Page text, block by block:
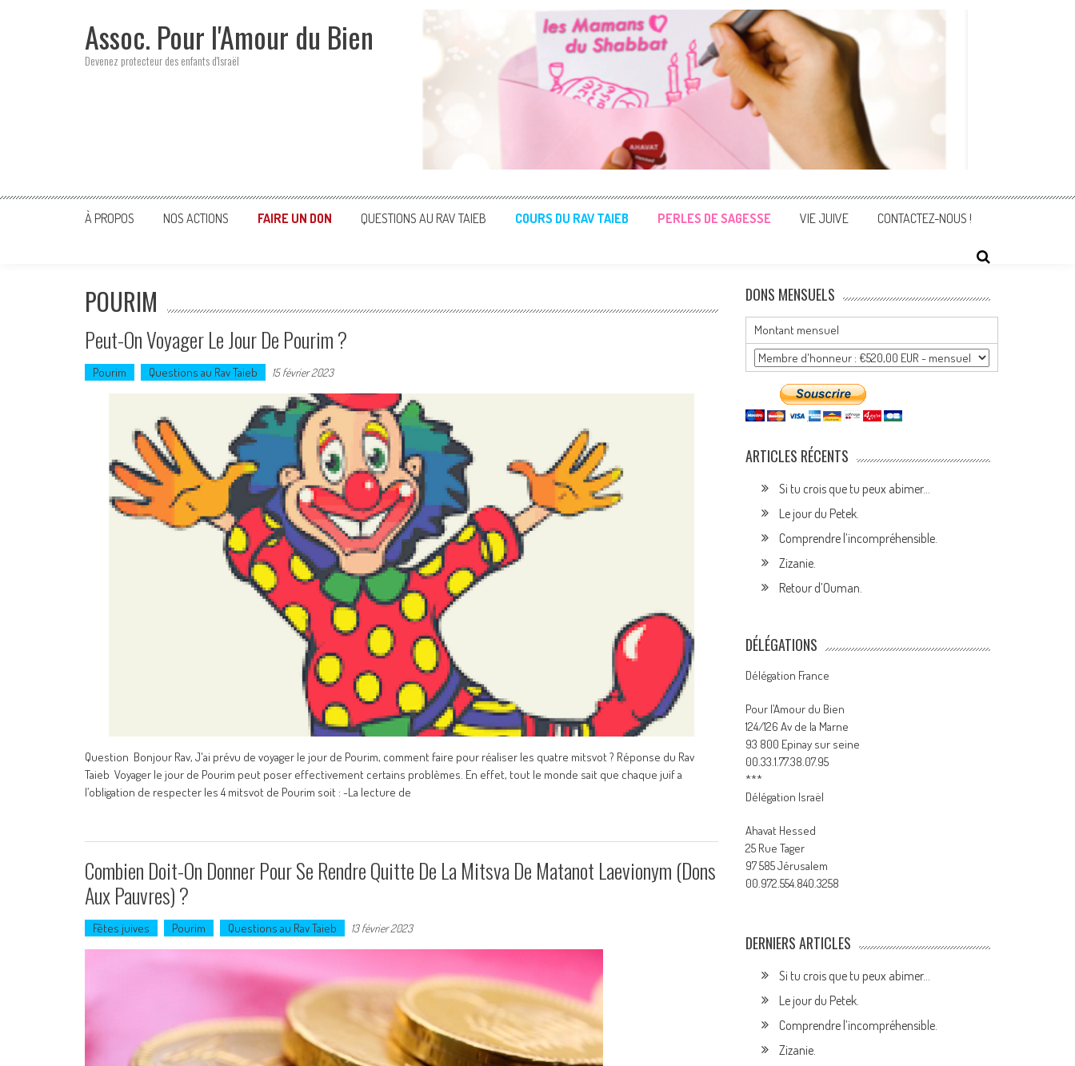
Assoc. Pour l'Amour du Bien
Devenez protecteur des enfants d'Israël
À PROPOS NOS ACTIONS FAIRE UN DON QUESTIONS AU RAV TAIEB COURS DU RAV TAIEB PERLES DE SAGESSE VIE JUIVE CONTACTEZ-NOUS !
POURIM
Peut-On Voyager Le Jour De Pourim ?
Pourim Questions au Rav Taieb 15 février 2023
Question Bonjour Rav, J'ai prévu de voyager le jour de Pourim, comment faire pour réaliser les quatre mitsvot ? Réponse du Rav
Taieb Voyager le jour de Pourim peut poser effectivement certains problèmes. En effet, tout le monde sait que chaque juif a
l’obligation de respecter les 4 mitsvot de Pourim soit : -La lecture de
Combien Doit-On Donner Pour Se Rendre Quitte De La Mitsva De Matanot Laevionym (Dons
Aux Pauvres) ?
Fêtes juives Pourim Questions au Rav Taieb 13 février 2023
DONS MENSUELS
Montant mensuel
ARTICLES RÉCENTS
Si tu crois que tu peux abimer…
Le jour du Petek.
Comprendre l’incompréhensible.
Zizanie.
Retour d’Ouman.
DÉLÉGATIONS
Délégation France
Pour l’Amour du Bien
124/126 Av de la Marne
93 800 Epinay sur seine
00.33.1.77.38.07.95
***
Délégation Israël
Ahavat Hessed
25 Rue Tager
97 585 Jérusalem
00.972.554.840.3258
DERNIERS ARTICLES
Si tu crois que tu peux abimer…
Le jour du Petek.
Comprendre l’incompréhensible.
Zizanie.